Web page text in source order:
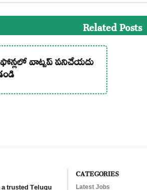
Related Posts
వాట్సప్ పనిచేయదు
trusted Telugu
CATEGORIES
Latest Jobs